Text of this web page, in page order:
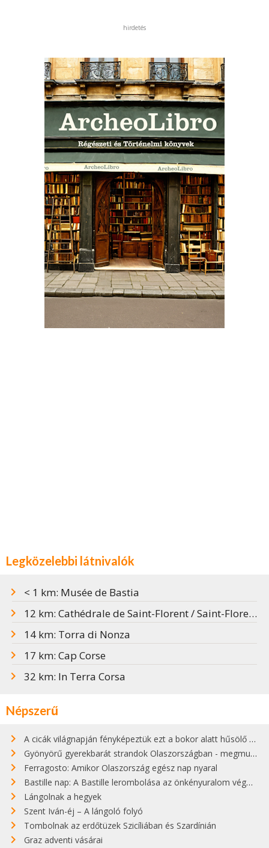
hirdetés
Legközelebbi látnivalók
< 1 km: Musée de Bastia
12 km: Cathédrale de Saint-Florent / Saint-Florent bazilika
14 km: Torra di Nonza
17 km: Cap Corse
32 km: In Terra Corsa
Népszerű
A cicák világnapján fényképeztük ezt a bokor alatt hűsölő cicát Kisorosziban
Gyönyörű gyerekbarát strandok Olaszországban - megmutatjuk a 15 legjobbat
Ferragosto: Amikor Olaszország egész nap nyaral
Bastille nap: A Bastille lerombolása az önkényuralom végét jelentette
Lángolnak a hegyek
Szent Iván-éj – A lángoló folyó
Tombolnak az erdőtüzek Szicíliában és Szardínián
Graz adventi vásárai